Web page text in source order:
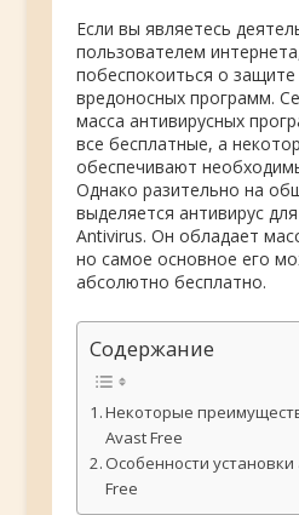
Если вы являетесь
пользователем
побеспокоиться о
вредоносных программ.
масса антивирусных
все бесплатные, а
обеспечивают
Однако разительно на
выделяется антивирус
Antivirus. Он обладает
но самое основное его
абсолютно бесплатно.
Содержание
Некоторые
Avast Free
Особенности
Free